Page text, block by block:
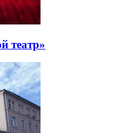
театр»